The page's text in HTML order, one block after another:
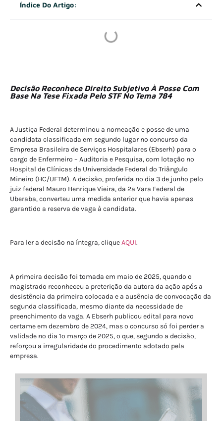
Índice Do Artigo:
Decisão Reconhece Direito Subjetivo À Posse Com
Base Na Tese Fixada Pelo STF No Tema 784
A Justiça Federal determinou a nomeação e posse de uma
candidata classificada em segundo lugar no concurso da
Empresa Brasileira de Serviços Hospitalares (Ebserh) para o
cargo de Enfermeiro – Auditoria e Pesquisa, com lotação no
Hospital de Clínicas da Universidade Federal do Triângulo
Mineiro (HC/UFTM). A decisão, proferida no dia 3 de junho pelo
juiz federal Mauro Henrique Vieira, da 2ª Vara Federal de
Uberaba, converteu uma medida anterior que havia apenas
garantido a reserva de vaga à candidata.
Para ler a decisão na íntegra, cliqueAQUI.
A primeira decisão foi tomada em maio de 2025, quando o
magistrado reconheceu a preterição da autora da ação após a
desistência da primeira colocada e a ausência de convocação da
segunda classificada, mesmo diante da necessidade de
preenchimento da vaga. A Ebserh publicou edital para novo
certame em dezembro de 2024, mas o concurso só foi perder a
validade no dia 1º março de 2025, o que, segundo a decisão,
reforçou a irregularidade do procedimento adotado pela
empresa.